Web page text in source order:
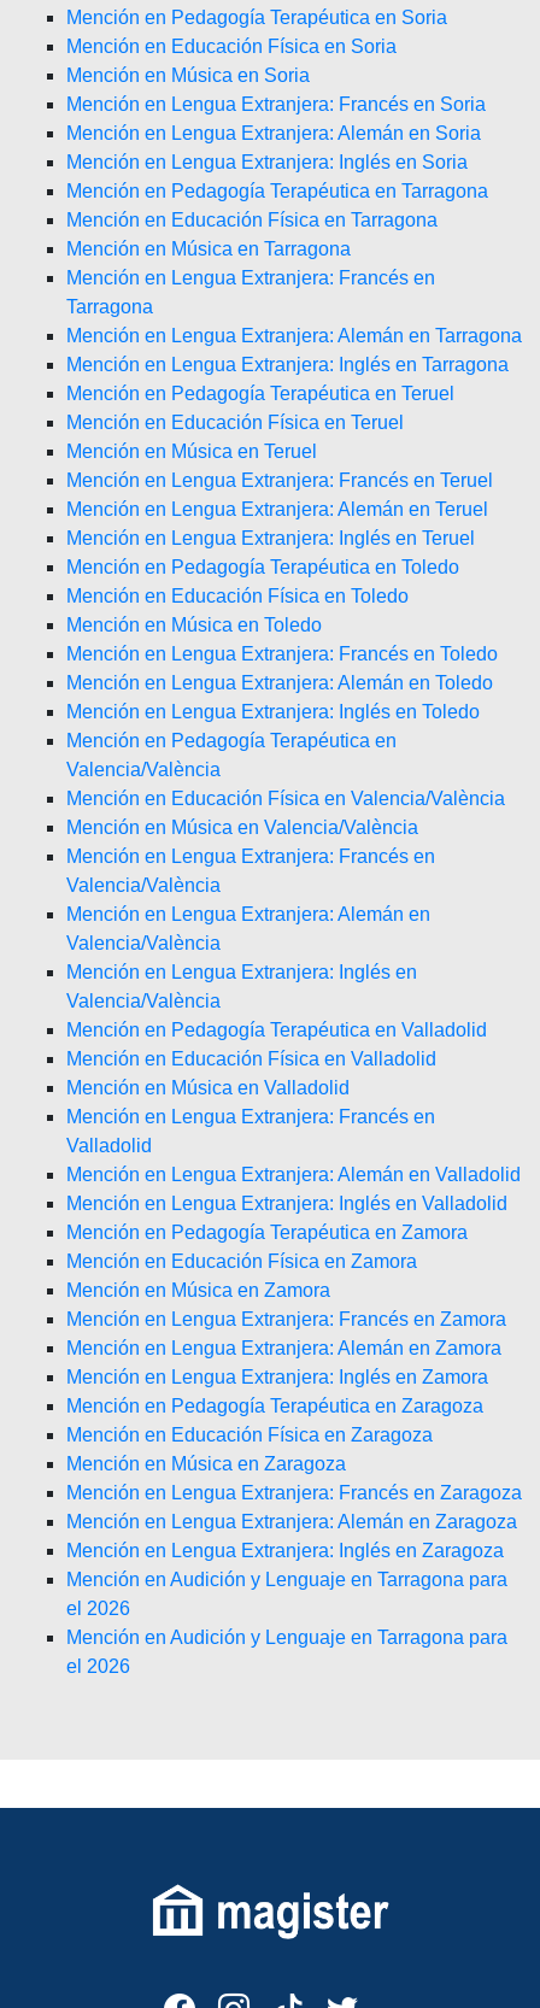
Mención en Pedagogía Terapéutica en Soria
Mención en Educación Física en Soria
Mención en Música en Soria
Mención en Lengua Extranjera: Francés en Soria
Mención en Lengua Extranjera: Alemán en Soria
Mención en Lengua Extranjera: Inglés en Soria
Mención en Pedagogía Terapéutica en Tarragona
Mención en Educación Física en Tarragona
Mención en Música en Tarragona
Mención en Lengua Extranjera: Francés en
Tarragona
Mención en Lengua Extranjera: Alemán en Tarragona
Mención en Lengua Extranjera: Inglés en Tarragona
Mención en Pedagogía Terapéutica en Teruel
Mención en Educación Física en Teruel
Mención en Música en Teruel
Mención en Lengua Extranjera: Francés en Teruel
Mención en Lengua Extranjera: Alemán en Teruel
Mención en Lengua Extranjera: Inglés en Teruel
Mención en Pedagogía Terapéutica en Toledo
Mención en Educación Física en Toledo
Mención en Música en Toledo
Mención en Lengua Extranjera: Francés en Toledo
Mención en Lengua Extranjera: Alemán en Toledo
Mención en Lengua Extranjera: Inglés en Toledo
Mención en Pedagogía Terapéutica en
Valencia/València
Mención en Educación Física en Valencia/València
Mención en Música en Valencia/València
Mención en Lengua Extranjera: Francés en
Valencia/València
Mención en Lengua Extranjera: Alemán en
Valencia/València
Mención en Lengua Extranjera: Inglés en
Valencia/València
Mención en Pedagogía Terapéutica en Valladolid
Mención en Educación Física en Valladolid
Mención en Música en Valladolid
Mención en Lengua Extranjera: Francés en
Valladolid
Mención en Lengua Extranjera: Alemán en Valladolid
Mención en Lengua Extranjera: Inglés en Valladolid
Mención en Pedagogía Terapéutica en Zamora
Mención en Educación Física en Zamora
Mención en Música en Zamora
Mención en Lengua Extranjera: Francés en Zamora
Mención en Lengua Extranjera: Alemán en Zamora
Mención en Lengua Extranjera: Inglés en Zamora
Mención en Pedagogía Terapéutica en Zaragoza
Mención en Educación Física en Zaragoza
Mención en Música en Zaragoza
Mención en Lengua Extranjera: Francés en Zaragoza
Mención en Lengua Extranjera: Alemán en Zaragoza
Mención en Lengua Extranjera: Inglés en Zaragoza
Mención en Audición y Lenguaje en Tarragona para
el 2026
Mención en Audición y Lenguaje en Tarragona para
el 2026